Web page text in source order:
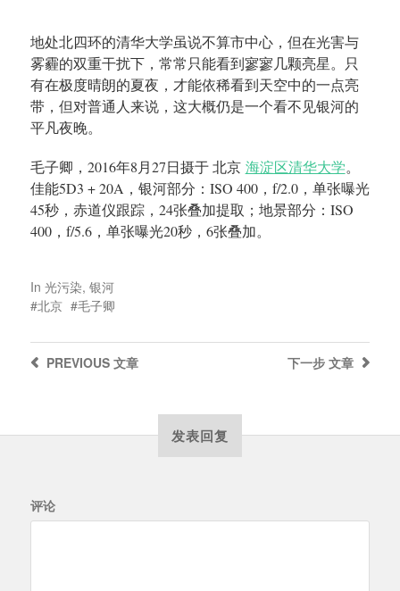
地处北四环的清华大学虽说不算市中心，但在光害与
雾霾的双重干扰下，常常只能看到寥寥几颗亮星。只
有在极度晴朗的夏夜，才能依稀看到天空中的一点亮
带，但对普通人来说，这大概仍是一个看不见银河的
平凡夜晚。
毛子卿， 2016年8月27日摄于 北京 海淀区清华大学。
佳能5D3 + 20A， 银河部分：ISO 400，f/2.0，单张曝光
45秒，赤道仪跟踪， 24张叠加提取；地景部分：ISO
400，f/5.6，单张曝光20秒， 6张叠加。
In 光污染, 银河
北京
毛子卿
下一步 文章
PREVIOUS文章
发表回复
评论